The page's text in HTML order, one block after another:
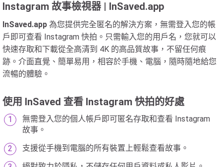
Instagram 故事檢視器 | InSaved.app
InSaved.app 為您提供完全匿名的解決方案，無需登入您的帳
戶即可查看 Instagram 快拍。只需輸入您的用戶名，您就可以
快速存取和下載從全高清到 4K 的高品質故事，不留任何痕
跡。介面直覺、簡單易用，相容於手機、電腦，隨時隨地給您
流暢的體驗。
使用 InSaved 查看 Instagram 快拍的好處
無需登入您的個人帳戶即可匿名存取和查看 Instagram
故事。
支援從手機到電腦的所有裝置上輕鬆查看故事。